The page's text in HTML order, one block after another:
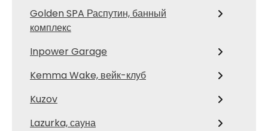
Golden SPA Распутин, банный
комплекс
Inpower Garage
Kemma Wake, вейк-клуб
Kuzov
Lazurka, сауна